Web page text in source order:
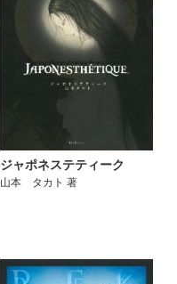
ジャポネステティーク
山本 タカト 著